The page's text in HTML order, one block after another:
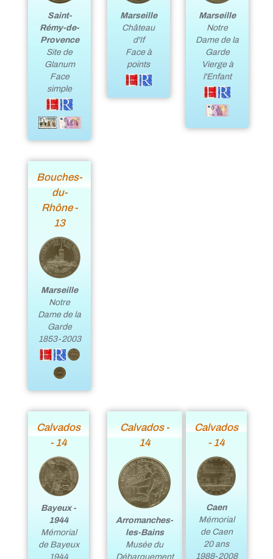
Saint-
Rémy-de-
Provence
Site de
Glanum
Face
simple
Marseille
Château
d'If
Face à
points
Marseille
Notre
Dame de la
Garde
Vierge à
l'Enfant
Bouches-
du-
Rhône -
13
Marseille
Notre
Dame de la
Garde
1853-2003
Calvados
- 14
Bayeux -
1944
Mémorial
de Bayeux
1944
Calvados -
14
Arromanches-
les-Bains
Musée du
Débarquement
Calvados
- 14
Caen
Mémorial
de Caen
20 ans
1988-2008